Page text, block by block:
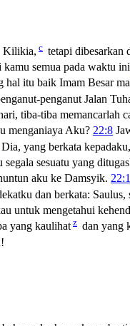
Kilikia, c tetapi
semua pada waktu
hal itu baik Imam Besar
penganut Jalan
tiba-tiba memancarlah
menganiaya Aku? 22:8
Dia, yang berkata
sesuatu yang
aku ke Damsyik.
dan berkata:
untuk mengetahui
yang kaulihat z dan yang